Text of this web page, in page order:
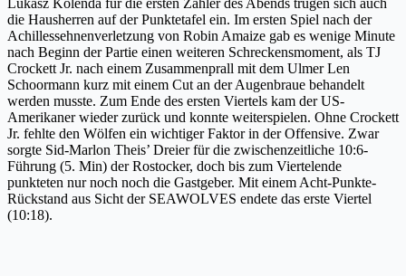
die Hausherren auf der Punktetafel ein. Im ersten Spiel nach der
Achillessehnenverletzung von Robin Amaize gab es wenige Minute
nach Beginn der Partie einen weiteren Schreckensmoment, als TJ
Crockett Jr. nach einem Zusammenprall mit dem Ulmer Len
Schoormann kurz mit einem Cut an der Augenbraue behandelt
werden musste. Zum Ende des ersten Viertels kam der US-
Amerikaner wieder zurück und konnte weiterspielen. Ohne Crockett
Jr. fehlte den Wölfen ein wichtiger Faktor in der Offensive. Zwar
sorgte Sid-Marlon Theis’ Dreier für die zwischenzeitliche 10:6-
Führung (5. Min) der Rostocker, doch bis zum Viertelende
punkteten nur noch noch die Gastgeber. Mit einem Acht-Punkte-
Rückstand aus Sicht der SEAWOLVES endete das erste Viertel
(10:18).